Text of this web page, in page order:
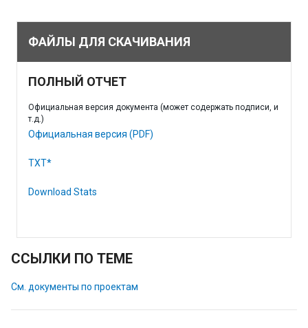
ФАЙЛЫ ДЛЯ СКАЧИВАНИЯ
ПОЛНЫЙ ОТЧЕТ
Официальная версия документа (может содержать подписи, и
т.д.)
Официальная версия (PDF)
TXT*
Download Stats
ССЫЛКИ ПО ТЕМЕ
См. документы по проектам